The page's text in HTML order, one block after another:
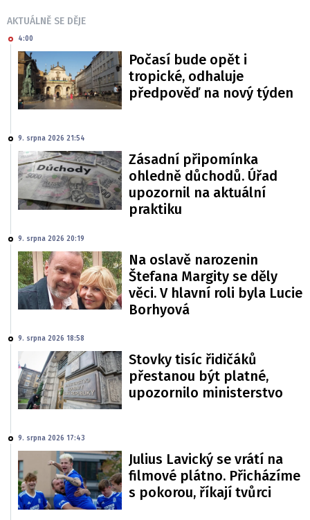
AKTUÁLNĚ SE DĚJE
4:00
Počasí bude opět i
tropické, odhaluje
předpověď na nový týden
9. srpna 2026 21:54
Zásadní připomínka
ohledně důchodů. Úřad
upozornil na aktuální
praktiku
9. srpna 2026 20:19
Na oslavě narozenin
Štefana Margity se děly
věci. V hlavní roli byla Lucie
Borhyová
9. srpna 2026 18:58
Stovky tisíc řidičáků
přestanou být platné,
upozornilo ministerstvo
9. srpna 2026 17:43
Julius Lavický se vrátí na
filmové plátno. Přicházíme
s pokorou, říkají tvůrci